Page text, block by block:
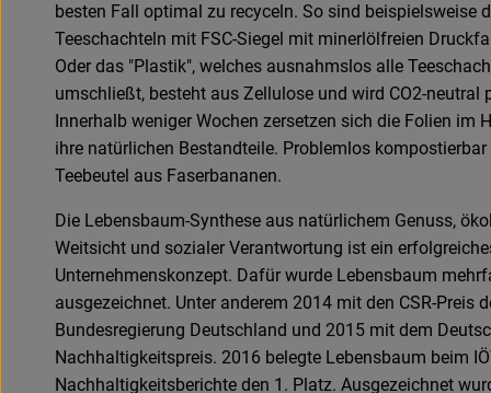
besten Fall optimal zu recyceln. So sind beispielsweise
Teeschachteln mit FSC-Siegel mit minerlölfreien
Oder das "Plastik", welches ausnahmslos alle
umschließt, besteht aus Zellulose und wird CO2-neutral
Innerhalb weniger Wochen zersetzen sich die Folien im
ihre natürlichen Bestandteile. Problemlos
Teebeutel aus Faserbananen.
Die Lebensbaum-Synthese aus natürlichem Genuss,
Weitsicht und sozialer Verantwortung ist ein
Unternehmenskonzept. Dafür wurde Lebensbaum
ausgezeichnet. Unter anderem 2014 mit den CSR-Preis
Bundesregierung Deutschland und 2015 mit dem
Nachhaltigkeitspreis. 2016 belegte Lebensbaum beim
Nachhaltigkeitsberichte den 1. Platz. Ausgezeichnet